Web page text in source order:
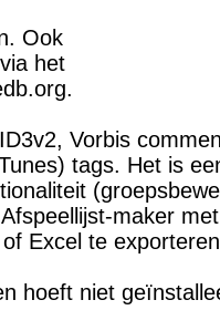
Ook
het
Vorbis
tags. Het is
maker
Excel te
hoeft niet